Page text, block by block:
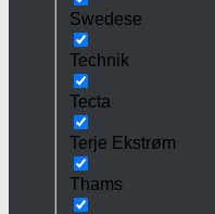
Swedese
Technik
Tecta
Terje Ekstrøm
Thams